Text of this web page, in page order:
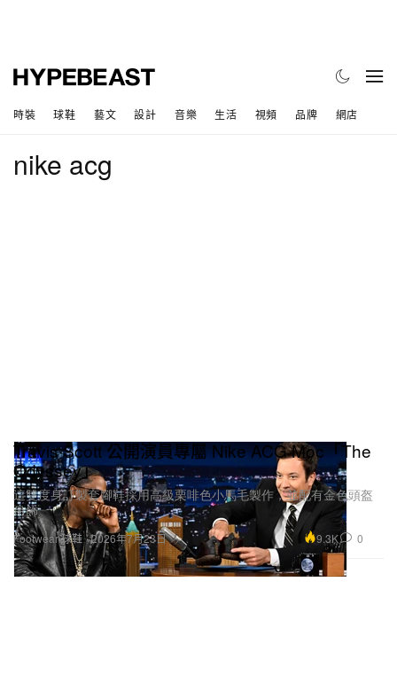
時裝 球鞋 藝文 設計 音樂 生活 視頻 品牌 網店
nike acg
Footwear 球鞋
Travis Scott 公開演員專屬 Nike ACG Moc「The
Odyssey」
這雙度身訂製套腳鞋採用高級栗啡色小馬毛製作，並配有金色頭盔
吊飾。
2026年7月23日 9.3K 0